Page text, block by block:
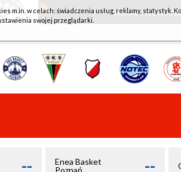
WKK ACTIVE
--
Enea Basket
Poznań
--
m.in. w celach: świadczenia usług, reklamy, statystyk.
swojej przeglądarki.